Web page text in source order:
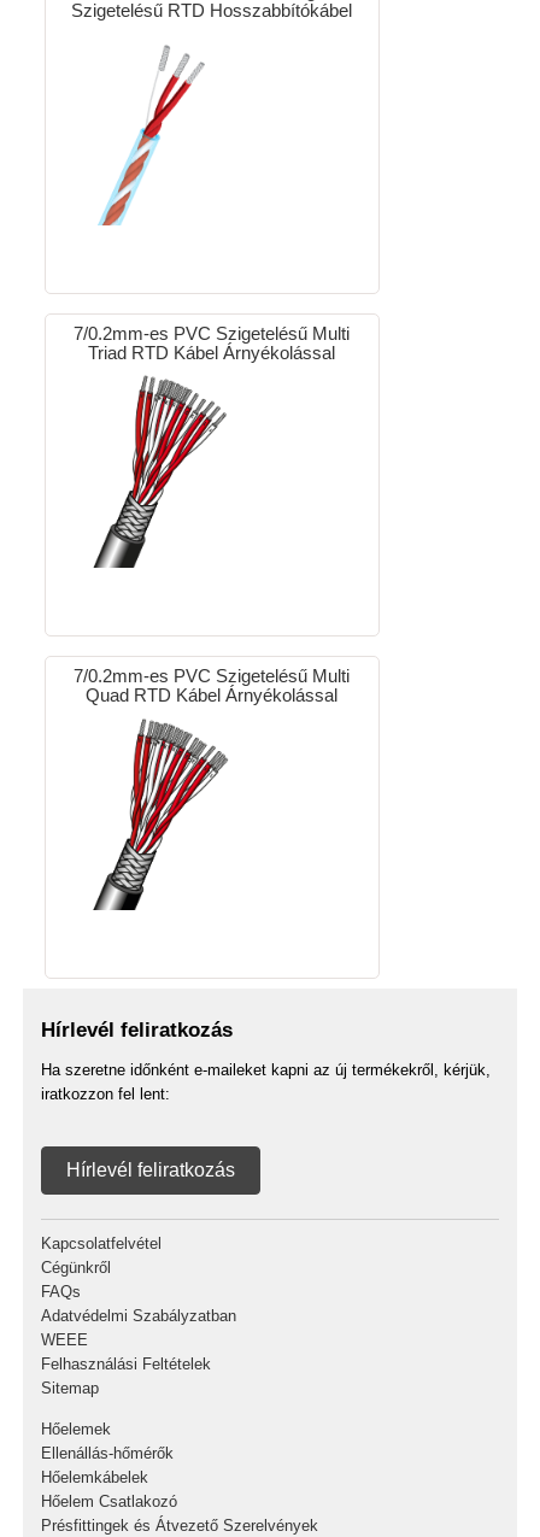
Szigetelésű RTD Hosszabbítókábel
7/0.2mm-es PVC Szigetelésű Multi
Triad RTD Kábel Árnyékolással
7/0.2mm-es PVC Szigetelésű Multi
Quad RTD Kábel Árnyékolással
Hírlevél feliratkozás
Ha szeretne időnként e-maileket kapni az új termékekről, kérjük,
iratkozzon fel lent:
Hírlevél feliratkozás
Kapcsolatfelvétel
Cégünkről
FAQs
Adatvédelmi Szabályzatban
WEEE
Felhasználási Feltételek
Sitemap
Hőelemek
Ellenállás-hőmérők
Hőelemkábelek
Hőelem Csatlakozó
Présfittingek és Átvezető Szerelvények